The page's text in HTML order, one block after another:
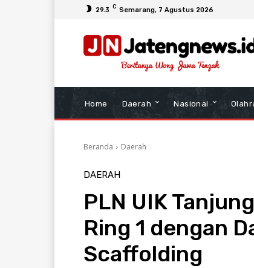
29.3 C Semarang, 7 Agustus 2026
Home Daerah Nasional
Beranda Daerah
DAERAH
PLN UIK
Ring 1 dengan
Scaffolding